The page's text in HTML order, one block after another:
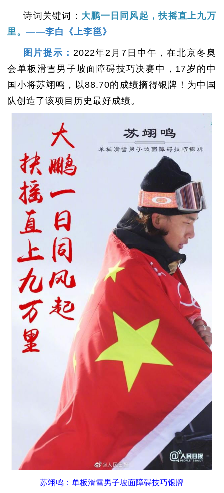
诗词关键词： 大鹏一日同风起，扶摇直上九万
里。——李白《上李邕》
图片提示： 2022年2月7日中午，在北京冬奥
会单板滑雪男子坡面障碍技巧决赛中，17岁的中
国小将苏翊鸣，以88.70的成绩摘得银牌！为中国
队创造了该项目历史最好成绩。
苏翊鸣：单板滑雪男子坡面障碍技巧银牌